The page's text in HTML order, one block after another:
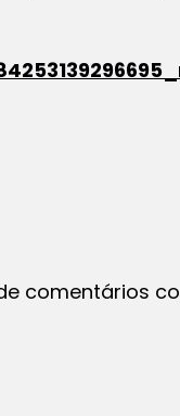
comentários